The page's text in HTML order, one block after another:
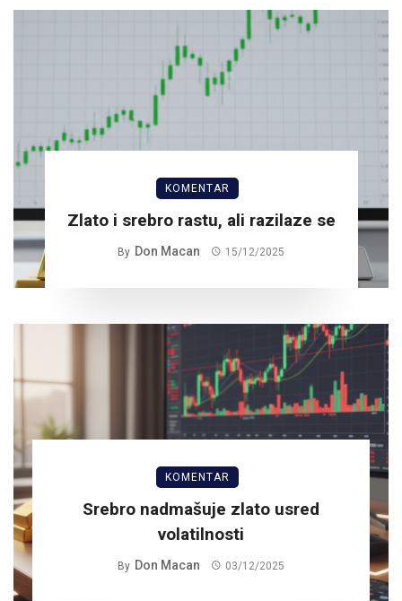
KOMENTAR
Zlato i srebro rastu, ali razilaze se
By Don Macan 15/12/2025
KOMENTAR
Srebro nadmašuje zlato usred
volatilnosti
By Don Macan 03/12/2025